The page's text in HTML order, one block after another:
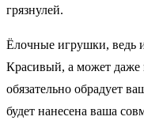
грязнулей.
Ёлочные игрушки, ведь
Красивый, а может
обязательно обрадует
будет нанесена ваша